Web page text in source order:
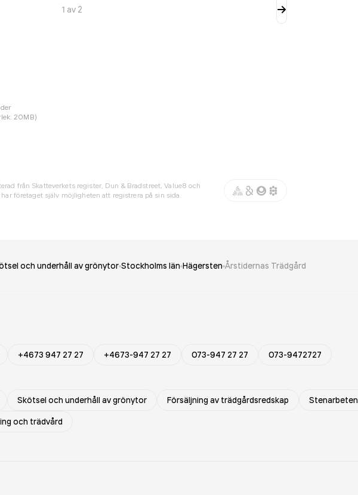
1 av 2
20MB)
från Skatteverkets register, Dun & Bradstreet, Value8 och
företaget själv möjligheten att registrera på sin sida.
och underhåll av grönytor Stockholms län Hägersten Årstidernas Trädgård
+4673 947 27 27 +4673-947 27 27 073-947 27 27 073-9472727
Skötsel och underhåll av grönytor Försäljning av trädgårdsredskap Stenarbeten
och trädvård